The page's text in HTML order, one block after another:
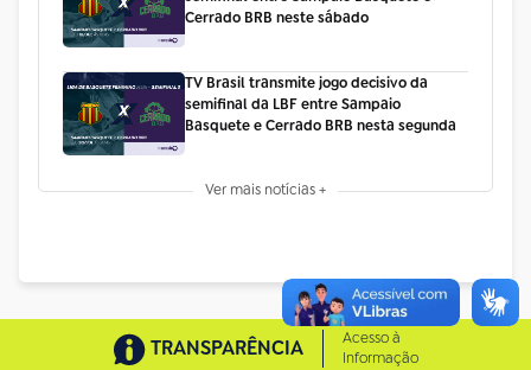
Cerrado BRB neste sábado
TV Brasil transmite jogo decisivo da
semifinal da LBF entre Sampaio
Basquete e Cerrado BRB nesta segunda
Ver mais notícias +
TRANSPARÊNCIA
Acesso à
Informação